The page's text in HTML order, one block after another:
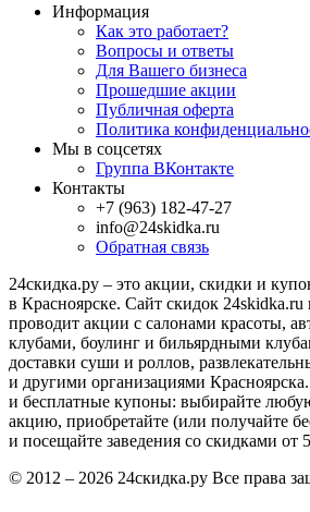
Информация
Как это работает?
Вопросы и ответы
Для Вашего бизнеса
Прошедшие акции
Публичная оферта
Политика
Мы в соцсетях
Группа ВКонтакте
Контакты
+7 (963) 182-47-27
info@24skidka.ru
Обратная связь
24скидка.ру – это акции, скидки и
в Красноярске. Сайт скидок
проводит акции с салонами красоты,
клубами, боулинг и бильярдными
доставки суши и роллов,
и другими организациями
и бесплатные купоны: выбирайте
акцию, приобретайте (или получайте
и посещайте заведения со скидками от
© 2012 – 2026 24скидка.ру Все права